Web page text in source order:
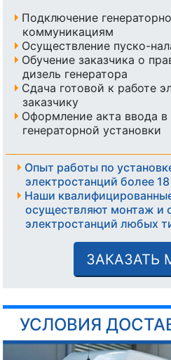
Подключение
коммуникациям
Осуществление пуско-
Обучение заказчика о
дизель генератора
Сдача готовой к работе
заказчику
Оформление акта ввода в
генераторной установки
Опыт работы по
электростанций более
Наши
осуществляют монтаж и
электростанций любых
ЗАКАЗАТЬ
УСЛОВИЯ